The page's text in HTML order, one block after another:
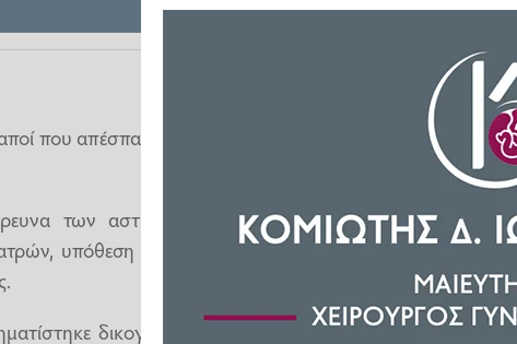
που απέσπασαν χρηματικό ποσό από πολίτη για εικονική
των αστυνομικών της Υποδιεύθυνσης Δίωξης και
υπόθεση απάτης που διαπράχθηκε μέσω αγγελίας σε
δικογραφία για απάτη σε βάρος δύο ημεδαπών